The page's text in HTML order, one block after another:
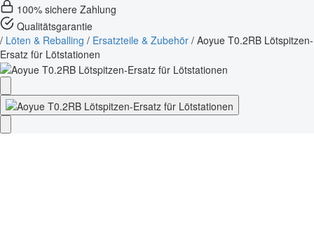
100% sichere Zahlung
Qualitätsgarantie
/ Löten & Reballing / Ersatzteile & Zubehör / Aoyue T0.2RB Lötspitzen-
Ersatz für Lötstationen